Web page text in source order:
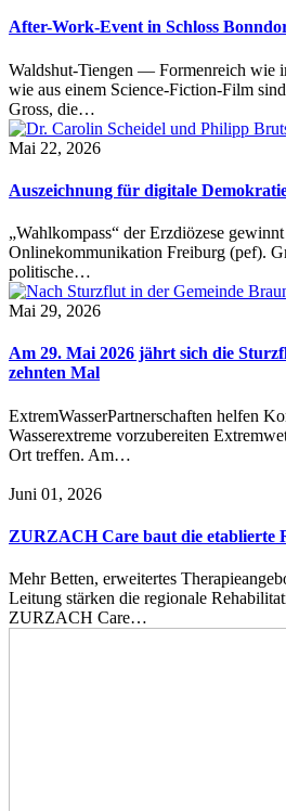
After-Work-Event in Schloss
Waldshut-Tiengen — Formenreich wie
wie aus einem Science-Fiction-Film
Gross, die…
Mai 22, 2026
Auszeichnung für digitale
„Wahlkompass“ der Erzdiözese
Onlinekommunikation Freiburg (pef).
politische…
Mai 29, 2026
Am 29. Mai 2026 jährt sich die
zehnten Mal
ExtremWasserPartnerschaften helfen
Wasserextreme vorzubereiten
Ort treffen. Am…
Juni 01, 2026
ZURZACH Care baut die etablierte
Mehr Betten, erweitertes
Leitung stärken die regionale
ZURZACH Care…